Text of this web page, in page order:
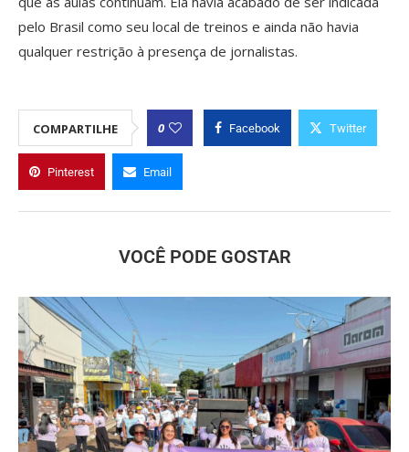
pelo Brasil como seu local de treinos e ainda não havia
qualquer restrição à presença de jornalistas.
COMPARTILHE 0 Facebook Twitter
Pinterest Email
VOCÊ PODE GOSTAR